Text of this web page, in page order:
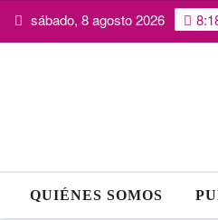
Saltar sábado, 8 agosto 2026
QUIÉNES SOMOS